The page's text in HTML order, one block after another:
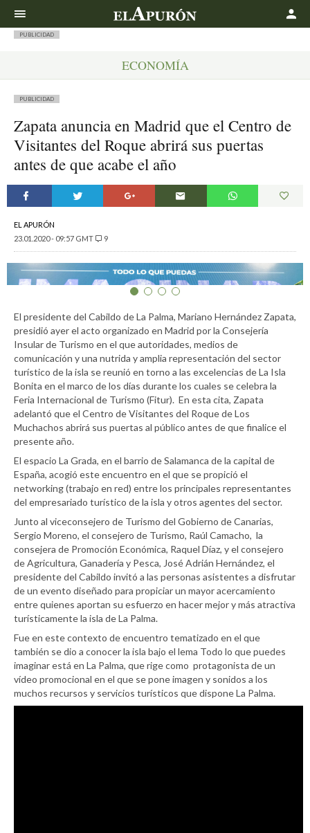
PUBLICIDAD
ECONOMÍA
PUBLICIDAD
Zapata anuncia en Madrid que el Centro de
Visitantes del Roque abrirá sus puertas
antes de que acabe el año
EL APURÓN
23.01.2020 - 09:57 GMT
9
El presidente del Cabildo de La Palma, Mariano Hernández Zapata,
presidió ayer el acto organizado en Madrid por la Consejería
Insular de Turismo en el que autoridades, medios de
comunicación y una nutrida y amplia representación del sector
turístico de la isla se reunió en torno a las excelencias de La Isla
Bonita en el marco de los días durante los cuales se celebra la
Feria Internacional de Turismo (Fitur). En esta cita, Zapata
adelantó que el Centro de Visitantes del Roque de Los
Muchachos abrirá sus puertas al público antes de que finalice el
presente año.
El espacio La Grada, en el barrio de Salamanca de la capital de
España, acogió este encuentro en el que se propició el
networking (trabajo en red) entre los principales representantes
del empresariado turístico de la isla y otros agentes del sector.
Junto al viceconsejero de Turismo del Gobierno de Canarias,
Sergio Moreno, el consejero de Turismo, Raúl Camacho, la
consejera de Promoción Económica, Raquel Díaz, y el consejero
de Agricultura, Ganadería y Pesca, José Adrián Hernández, el
presidente del Cabildo invitó a las personas asistentes a disfrutar
de un evento diseñado para propiciar un mayor acercamiento
entre quienes aportan su esfuerzo en hacer mejor y más atractiva
turísticamente la isla de La Palma.
Fue en este contexto de encuentro tematizado en el que
también se dio a conocer la isla bajo el lema Todo lo que puedes
imaginar está en La Palma, que rige como protagonista de un
vídeo promocional en el que se pone imagen y sonidos a los
muchos recursos y servicios turísticos que dispone La Palma.